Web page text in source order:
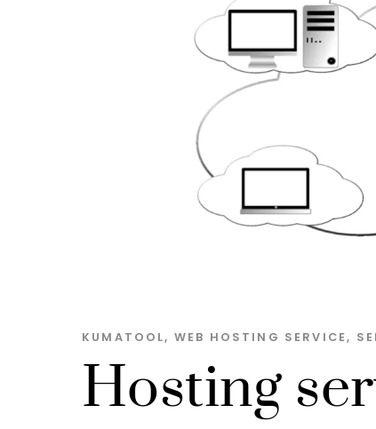
Hosting
KUMATOOL, WEB HOSTING SERVICE,